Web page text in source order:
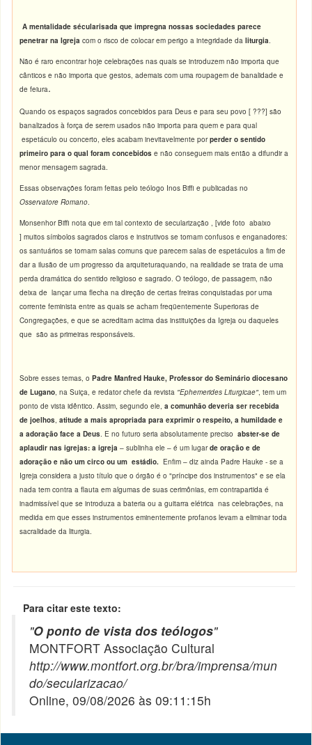
A mentalidade sécularisada que impregna nossas sociedades parece
penetrar na Igreja com o risco de colocar em perigo a integridade daliturgia.
Não é raro encontrar hoje celebrações nas quais se introduzem não importa que
cânticos e não importa que gestos, ademais com uma roupagem de banalidade e
de feiura.
Quando os espaços sagrados concebidos para Deus e para seu povo [ ???] são
banalizados à força de serem usados não importa para quem e para qual
espetáculo ou concerto, eles acabam inevitavelmente porperder o sentido
primeiro para o qual foram concebidos e não conseguem mais então a difundir a
menor mensagem sagrada.
Essas observações foram feitas pelo teólogo Inos Biffi e publicadas no
Osservatore Romano.
Monsenhor Biffi nota que em tal contexto de secularização , [vide foto abaixo
] muitos símbolos sagrados claros e instrutivos se tornam confusos e enganadores:
os santuários se tornam salas comuns que parecem salas de espetáculos a fim de
dar a ilusão de um progresso da arquiteturaquando, na realidade se trata de uma
perda dramática do sentido religioso e sagrado. O teólogo, de passagem, não
deixa de lançar uma flecha na direção de certas freiras conquistadas por uma
corrente feminista entre as quais se acham freqüentemente Superioras de
Congregações, e que se acreditam acima das instituições da Igreja ou daqueles
que são as primeiras responsáveis.
Sobre esses temas, oPadre Manfred Hauke,Professor do Seminário diocesano
de Lugano , na Suiça, e redator chefe da revista "Ephemerides Liturgicae" , tem um
ponto de vista idêntico. Assim, segundo ele, a comunhãodeveria ser recebida
de joelhos ,atitude a mais apropriada para exprimir o respeito, a humildade e
a adoração face a Deus . E no futuro seria absolutamente preciso abster-se de
aplaudir nas igrejas:a igreja – sublinha ele – é um lugarde oração e de
adoração e não um circo ou um estádio. Enfim – diz ainda Padre Hauke - se a
Igreja considera a justo título que o órgão é o "príncipe dos instrumentos" e se ela
nada tem contra a flauta em algumas de suas cerimônias, em contrapartida é
inadmissível que se introduza a bateria ou a guitarra elétrica nas celebrações, na
medida em que esses instrumentos eminentemente profanos levam a eliminar toda
sacralidade da liturgia.
Para citar este texto:
"O ponto de vista dos teólogos"
MONTFORT Associação Cultural
http://www.montfort.org.br/bra/imprensa/mun
do/secularizacao/
Online, 09/08/2026 às 09:11:15h